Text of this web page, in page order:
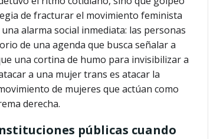
de fracturar el movimiento feminista
alarma social inmediata: las personas
de una agenda que busca señalar a
una cortina de humo para invisibilizar a
a una mujer trans es atacar la
de mujeres que actúan como
derecha.
públicas cuando